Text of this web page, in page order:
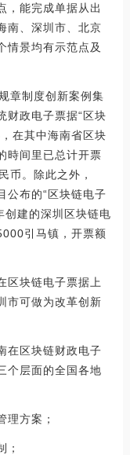
，能完成单据从出
南、深圳市、北京
情景均有示范点及
章制度创新案例集
财政电子票据“区块
在其中海南省区块
時间里已总计开票
币。除此之外，
公布的“区块链电子
创建的深圳区块链电
引马镇，开票额
区块链电子票据上
市可做为改革创新
在区块链财政电子
个层面的全国各地
理方案；
；